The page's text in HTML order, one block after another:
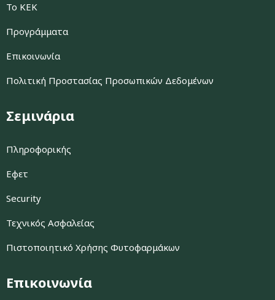
Το ΚΕΚ
Προγράμματα
Επικοινωνία
Πολιτική Προστασίας Προσωπικών Δεδομένων
Σεμινάρια
Πληροφορικής
Εφετ
Security
Τεχνικός Ασφαλείας
Πιστοποιητικό Χρήσης Φυτοφαρμάκων
Επικοινωνία